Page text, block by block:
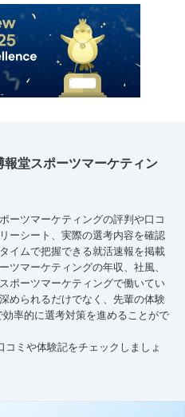
堂スポーツマーケティン
ーツマーケティングの評判や口コ
ーシート、実際の選考内容を確認
イムで把握できる就活速報を掲載
ツマーケティングの年収、社風、
ポーツマーケティングで働いてい
められるだけでなく、先輩の体験
率的に選考対策を進めることがで
コミや体験記をチェックしましょ